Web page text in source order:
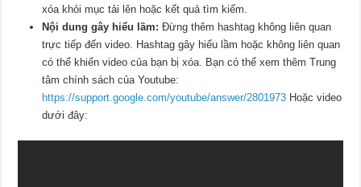
xóa khỏi mục tải lên hoặc kết quả tìm kiếm.
Nội dung gây hiểu lầm: Đừng thêm hashtag không liên quan
trực tiếp đến video. Hashtag gây hiểu lầm hoặc không liên quan
có thể khiến video của bạn bị xóa. Bạn có thể xem thêm Trung
tâm chính sách của Youtube:
https://support.google.com/youtube/answer/2801973 Hoặc video
dưới đây: